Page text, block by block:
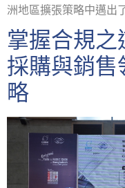
洲地區擴張策略中邁出
掌握合規之
採購與銷售
略